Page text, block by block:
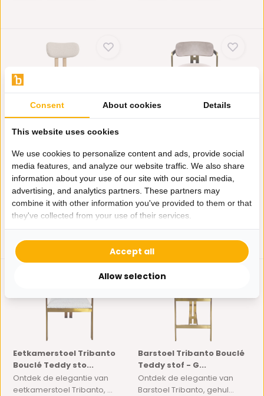
Bouclé Teddy stof...
Ontdek de elegantie van
eetkamerstoel Trisano, g...
Op voorraad
159,-
Ontdek de elegantie van
eetkamerstoel Tribanto, ...
Niet op voorraad
250,- 149,-
Eetkamerstoel Tribanto
Bouclé Teddy sto...
Ontdek de elegantie van
eetkamerstoel Tribanto, ...
Barstoel Tribanto Bouclé
Teddy stof - G...
Ontdek de elegantie van
Barstoel Tribanto, gehul...
Consent About cookies Details
This website uses cookies
We use cookies to personalize content and ads, provide social
media features, and analyze our website traffic. We also share
information about your use of our site with our social media,
advertising, and analytics partners. These partners may
combine it with other information you've provided to them or that
they've collected from your use of their services.
Allow selection
Accept all